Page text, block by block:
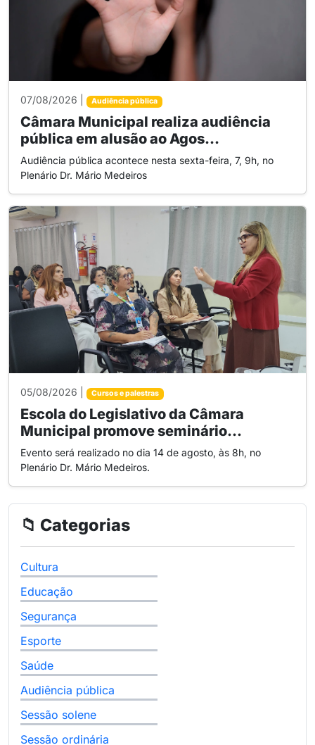
07/08/2026 | Audiência pública
Câmara Municipal realiza audiência
pública em alusão ao Agos...
Audiência pública acontece nesta sexta-feira, 7, 9h, no
Plenário Dr. Mário Medeiros
05/08/2026 | Cursos e palestras
Escola do Legislativo da Câmara
Municipal promove seminário...
Evento será realizado no dia 14 de agosto, às 8h, no
Plenário Dr. Mário Medeiros.
📁 Categorias
Cultura
Educação
Segurança
Esporte
Saúde
Audiência pública
Sessão solene
Sessão ordinária